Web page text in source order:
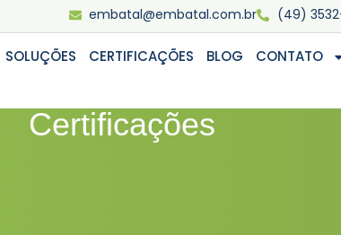
embatal@embatal.com.br (49)
SOLUÇÕES CERTIFICAÇÕES BLOG CONTATO
Certificações